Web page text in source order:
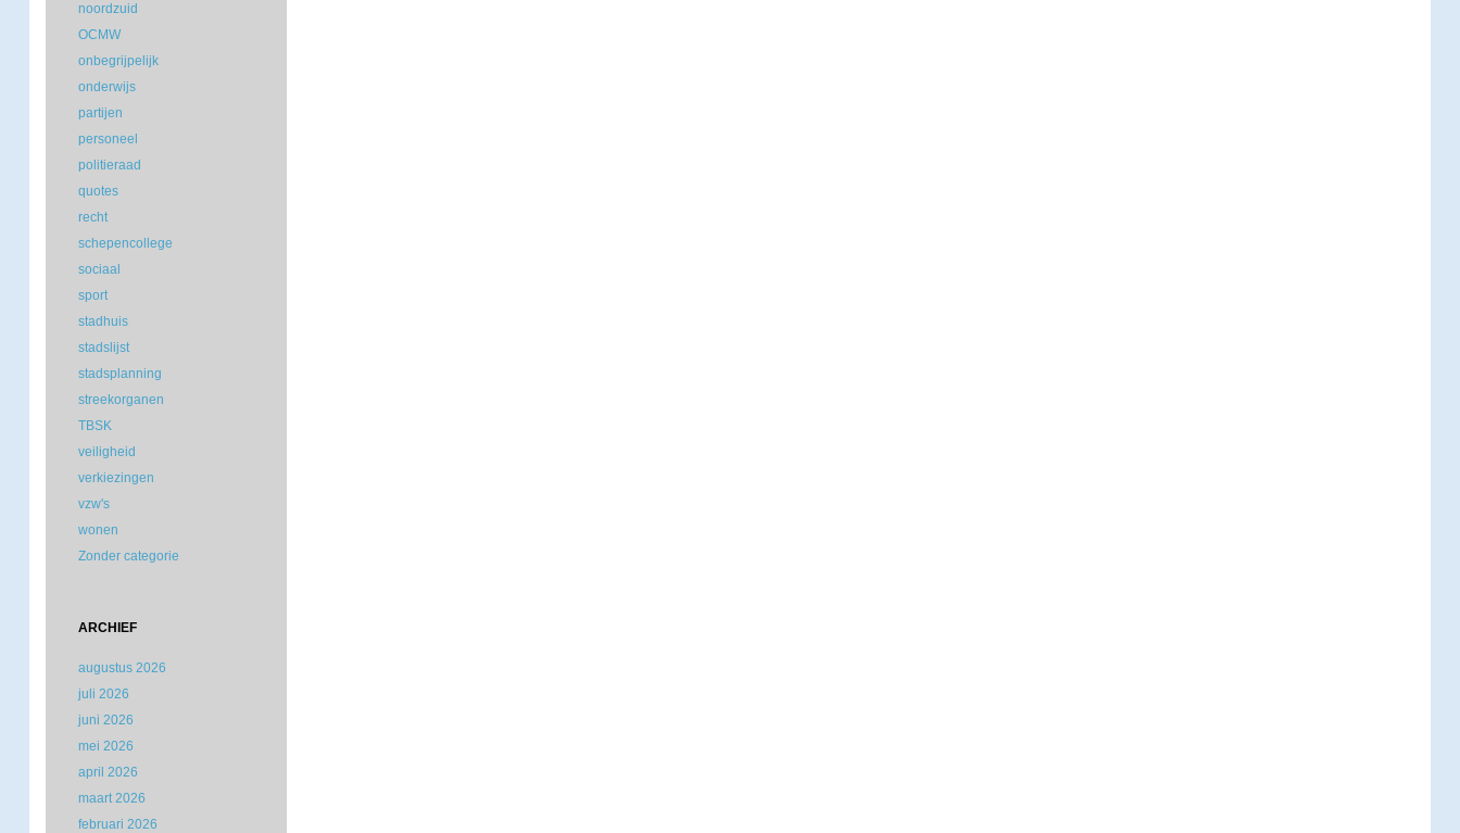
noordzuid
OCMW
onbegrijpelijk
onderwijs
partijen
personeel
politieraad
quotes
recht
schepencollege
sociaal
sport
stadhuis
stadslijst
stadsplanning
streekorganen
TBSK
veiligheid
verkiezingen
vzw's
wonen
Zonder categorie
ARCHIEF
augustus 2026
juli 2026
juni 2026
mei 2026
april 2026
maart 2026
februari 2026